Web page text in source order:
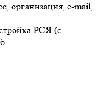
организация, e-mail,
РСЯ (с